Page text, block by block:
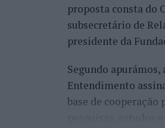
A procura
“crescimento da
Além da procura
está também a
espanhóis”.
proposta consta do
subsecretário de
presidente da
Segundo
Entendimento
base de